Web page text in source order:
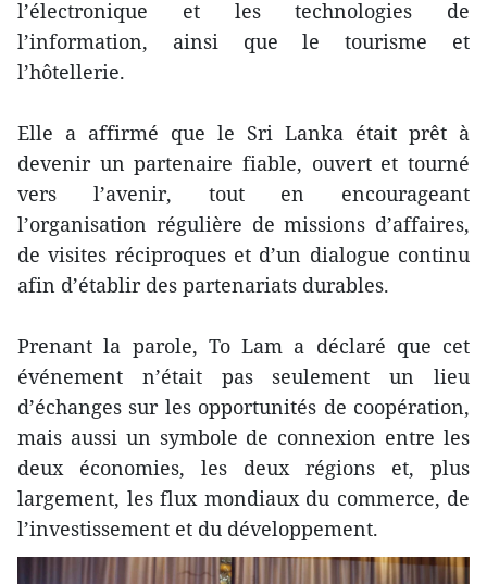
l’électronique et les technologies de
l’information, ainsi que le tourisme et
l’hôtellerie.
Elle a affirmé que le Sri Lanka était prêt à
devenir un partenaire fiable, ouvert et tourné
vers l’avenir, tout en encourageant
l’organisation régulière de missions d’affaires,
de visites réciproques et d’un dialogue continu
afin d’établir des partenariats durables.
Prenant la parole, To Lam a déclaré que cet
événement n’était pas seulement un lieu
d’échanges sur les opportunités de coopération,
mais aussi un symbole de connexion entre les
deux économies, les deux régions et, plus
largement, les flux mondiaux du commerce, de
l’investissement et du développement.